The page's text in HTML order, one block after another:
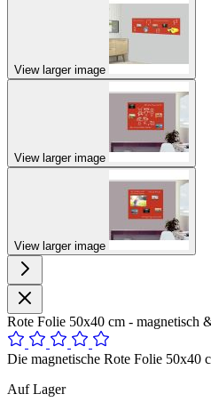
View larger image
View larger image
View larger image
Rote Folie 50x40 cm - magnetisch
Die magnetische Rote Folie 50x40
Auf Lager